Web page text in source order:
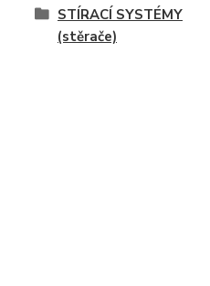
STÍRACÍ SYSTÉMY
(stěrače)